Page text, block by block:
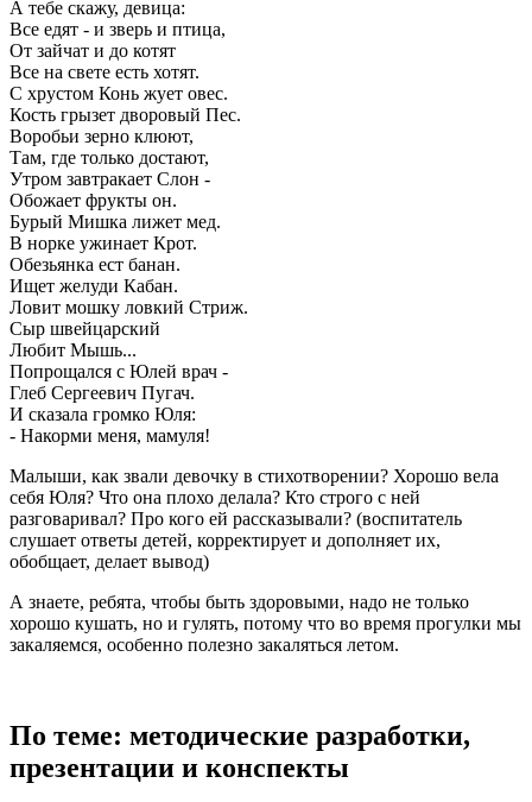
А тебе скажу, девица:
Все едят - и зверь и птица,
От зайчат и до котят
Все на свете есть хотят.
С хрустом Конь жует овес.
Кость грызет дворовый Пес.
Воробьи зерно клюют,
Там, где только достают,
Утром завтракает Слон -
Обожает фрукты он.
Бурый Мишка лижет мед.
В норке ужинает Крот.
Обезьянка ест банан.
Ищет желуди Кабан.
Ловит мошку ловкий Стриж.
Сыр швейцарский
Любит Мышь...
Попрощался с Юлей врач -
Глеб Сергеевич Пугач.
И сказала громко Юля:
- Накорми меня, мамуля!
Малыши, как звали девочку в стихотворении? Хорошо вела
себя Юля? Что она плохо делала? Кто строго с ней
разговаривал? Про кого ей рассказывали? (воспитатель
слушает ответы детей, корректирует и дополняет их,
обобщает, делает вывод)
А знаете, ребята, чтобы быть здоровыми, надо не только
хорошо кушать, но и гулять, потому что во время прогулки мы
закаляемся, особенно полезно закаляться летом.
По теме: методические разработки,
презентации и конспекты